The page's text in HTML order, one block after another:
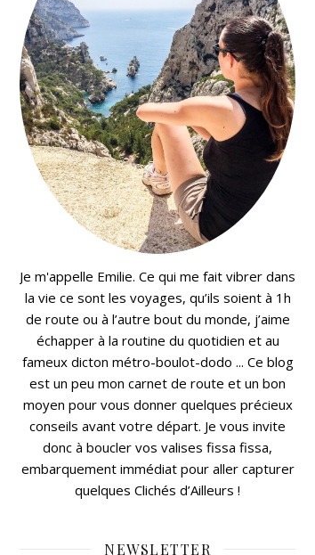
Je m'appelle Emilie. Ce qui me fait vibrer dans
la vie ce sont les voyages, qu’ils soient à 1h
de route ou à l’autre bout du monde, j’aime
échapper à la routine du quotidien et au
fameux dicton métro-boulot-dodo ... Ce blog
est un peu mon carnet de route et un bon
moyen pour vous donner quelques précieux
conseils avant votre départ. Je vous invite
donc à boucler vos valises fissa fissa,
embarquement immédiat pour aller capturer
quelques Clichés d’Ailleurs !
NEWSLETTER